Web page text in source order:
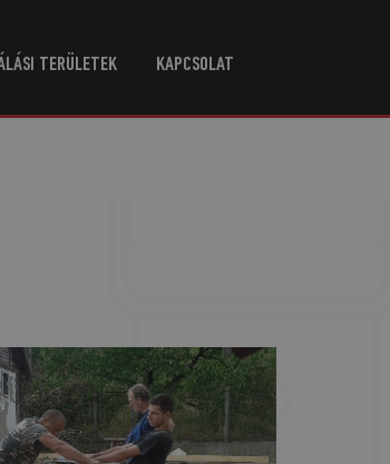
TERÜLETEK KAPCSOLAT